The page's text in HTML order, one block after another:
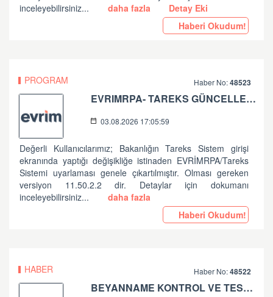
inceleyebilirsiniz...
daha fazla
Detay Eki
Haberi Okudum!
PROGRAM Haber No:48523
EVRIMRPA- TAREKS GÜNCELLEMESI HAKKINDA
03.08.2026 17:05:59
Değerli Kullanıcılarımız; Bakanlığın Tareks Sistem girişi
ekranında yaptığı değişikliğe istinaden EVRİMRPA/Tareks
Sistemi uyarlaması genele çıkartılmıştır. Olması gereken
versiyon 11.50.2.2 dir. Detaylar için dokumanı
inceleyebilirsiniz...
daha fazla
Haberi Okudum!
HABER Haber No:48522
BEYANNAME KONTROL VE TESCİL İŞLEMLERİNDE ALINAN HATALAR HK